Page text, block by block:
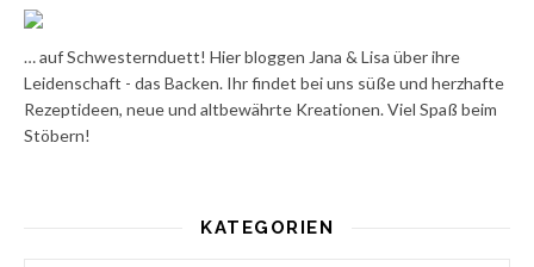
… auf Schwesternduett! Hier bloggen Jana & Lisa über ihre
Leidenschaft - das Backen. Ihr findet bei uns süße und herzhafte
Rezeptideen, neue und altbewährte Kreationen. Viel Spaß beim
Stöbern!
KATEGORIEN